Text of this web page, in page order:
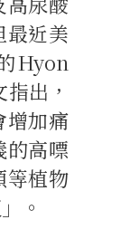
最近美
Hyon
出，
增加痛
的高嘌
等植物
。